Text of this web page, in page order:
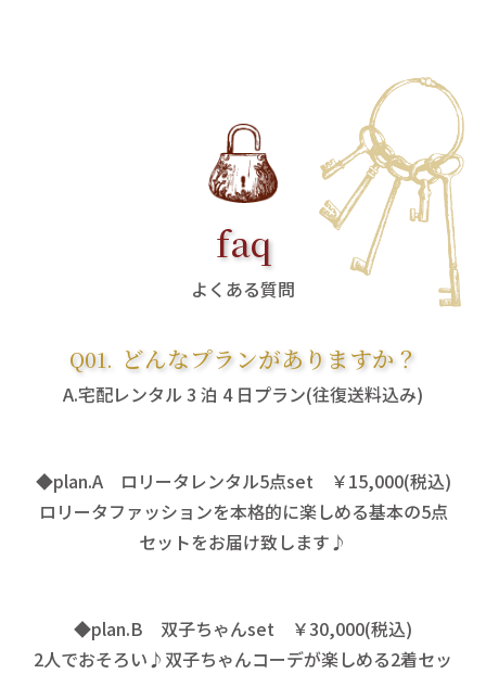
faq
よくある質問
どんなプランがありますか？
宅配レンタル 3 泊 4 日プラン(往復送料込み)
◆plan.A ロリータレンタル5点set ￥15,000(税込)
ロリータファッションを本格的に楽しめる基本の5点
セットをお届け致します♪
◆plan.B 双子ちゃんset ￥30,000(税込)
2人でおそろい♪双子ちゃんコーデが楽しめる2着セッ